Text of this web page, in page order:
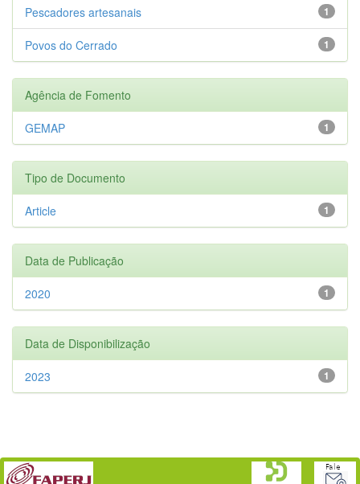
1
Pescadores artesanais
1
Povos do Cerrado
Agência de Fomento
1
GEMAP
Tipo de Documento
1
Article
Data de Publicação
1
2020
Data de Disponibilização
1
2023